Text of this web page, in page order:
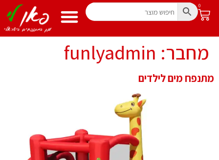
0
מחבר: funlyadmin
מתנפח מים לילדים